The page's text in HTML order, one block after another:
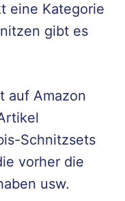
eine Kategorie
gibt es
auf Amazon
Schnitzsets
vorher die
usw.